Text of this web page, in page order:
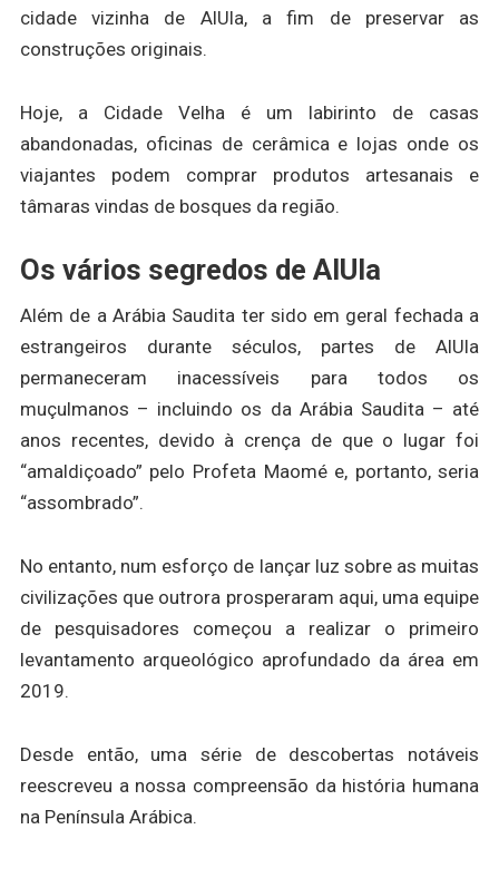
cidade vizinha de AlUla, a fim de preservar as
construções originais.
Hoje, a Cidade Velha é um labirinto de casas
abandonadas, oficinas de cerâmica e lojas onde os
viajantes podem comprar produtos artesanais e
tâmaras vindas de bosques da região.
Os vários segredos de AlUla
Além de a Arábia Saudita ter sido em geral fechada a
estrangeiros durante séculos, partes de AlUla
permaneceram inacessíveis para todos os
muçulmanos – incluindo os da Arábia Saudita – até
anos recentes, devido à crença de que o lugar foi
“amaldiçoado” pelo Profeta Maomé e, portanto, seria
“assombrado”.
No entanto, num esforço de lançar luz sobre as muitas
civilizações que outrora prosperaram aqui, uma equipe
de pesquisadores começou a realizar o primeiro
levantamento arqueológico aprofundado da área em
2019.
Desde então, uma série de descobertas notáveis
reescreveu a nossa compreensão da história humana
na Península Arábica.